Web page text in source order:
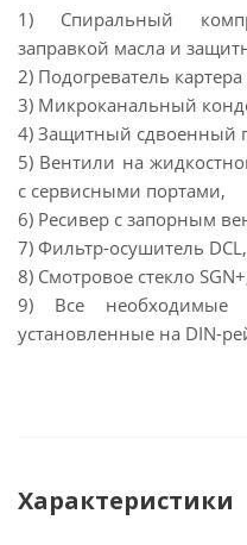
1) Спиральный
заправкой масла и
2) Подогреватель
3) Микроканальный
4) Защитный сдвоенный
5) Вентили на
с сервисными портами,
6) Ресивер с запорным
7) Фильтр-осушитель DCL,
8) Смотровое стекло
9) Все необходимые
установленные на DIN-
Характеристики